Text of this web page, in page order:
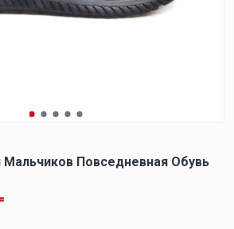
Повседневная Обувь